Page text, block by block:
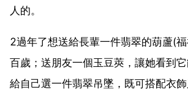
人的。
2過年了想送給長輩一件翡翠的葫蘆(
百歲；送朋友一個玉豆莢，讓她看到
給自己選一件翡翠吊墜，既可搭配衣